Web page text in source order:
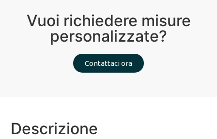
Vuoi richiedere misure
personalizzate?
Contattaci ora
Descrizione